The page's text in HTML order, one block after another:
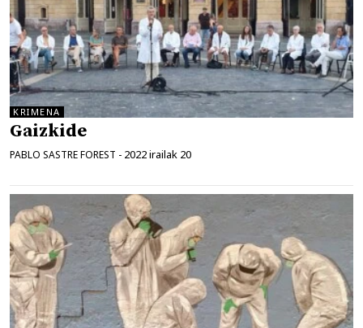
KRIMENA
Gaizkide
PABLO SASTRE FOREST - 2022 irailak 20